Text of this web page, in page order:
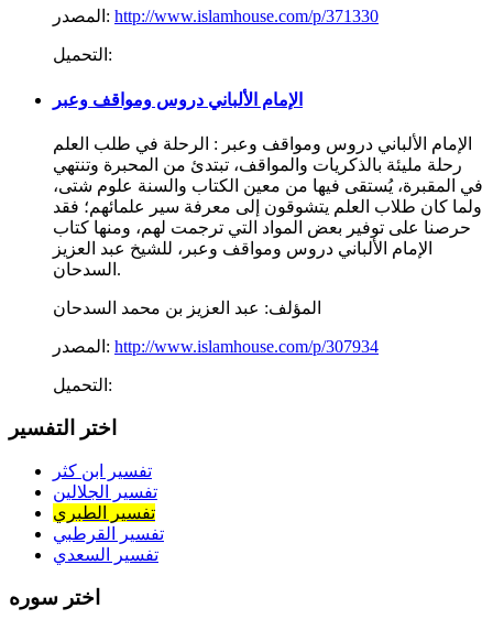
المصدر: http://www.islamhouse.com/p/371330
التحميل:
الإمام الألباني دروس ومواقف وعبر
الإمام الألباني دروس ومواقف وعبر : الرحلة في طلب العلم
رحلة مليئة بالذكريات والمواقف، تبتدئ من المحبرة وتنتهي
في المقبرة، يُستقى فيها من معين الكتاب والسنة علوم شتى،
ولما كان طلاب العلم يتشوقون إلى معرفة سير علمائهم؛ فقد
حرصنا على توفير بعض المواد التي ترجمت لهم، ومنها كتاب
الإمام الألباني دروس ومواقف وعبر، للشيخ عبد العزيز
السدحان.
المؤلف: عبد العزيز بن محمد السدحان
المصدر: http://www.islamhouse.com/p/307934
التحميل:
اختر التفسير
تفسير ابن كثر
تفسير الجلالين
تفسير الطبري
تفسير القرطبي
تفسير السعدي
اختر سوره